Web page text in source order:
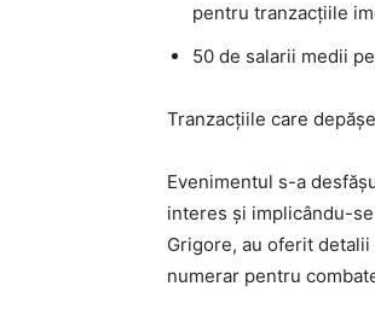
pentru tranzacțiile
50 de salarii medii
Tranzacțiile care
Evenimentul s-a
interes și implicându-
Grigore, au oferit
numerar pentru